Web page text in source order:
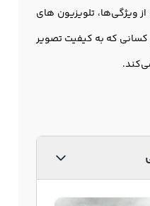
ویژگی‌ها، تلویزیون های
کسانی که به کیفیت تصویر